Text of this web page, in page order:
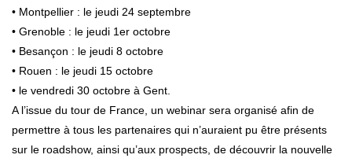
• Montpellier : le jeudi 24 septembre
• Grenoble : le jeudi 1er octobre
• Besançon : le jeudi 8 octobre
• Rouen : le jeudi 15 octobre
• le vendredi 30 octobre à Gent.
A l’issue du tour de France, un webinar sera organisé afin de
permettre à tous les partenaires qui n’auraient pu être présents
sur le roadshow, ainsi qu’aux prospects, de découvrir la nouvelle